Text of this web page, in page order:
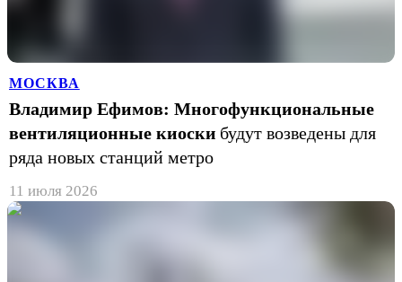
МОСКВА
Владимир Ефимов: Многофункциональные
вентиляционные киоски будут возведены для
ряда новых станций метро
11 июля 2026